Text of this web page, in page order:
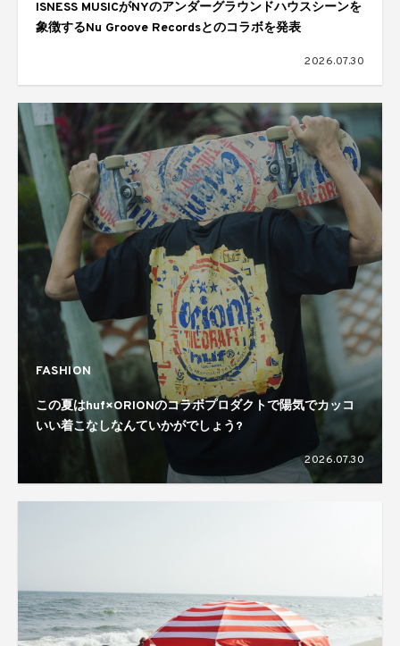
ISNESS MUSICがNYのアンダーグラウンドハウスシーンを
象徴するNu Groove Recordsとのコラボを発表
2026.07.30
FASHION
この夏はhuf×ORIONのコラボプロダクトで陽気でカッコ
いい着こなしなんていかがでしょう?
2026.07.30